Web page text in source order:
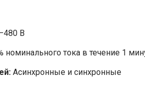
В
номинального тока в течение 1
Асинхронные и синхронные